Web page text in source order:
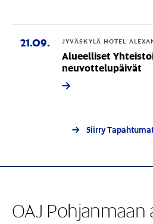
21.09. JYVÄSKYLÄ HOTEL
Alueelliset
neuvottelupäivät
Siirry
OAJ Pohjanmaan